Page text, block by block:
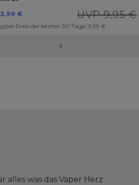
UVP 9,95 €
€
Preis der letzten 30 Tage: 3,99 €
alles was das Vaper Herz